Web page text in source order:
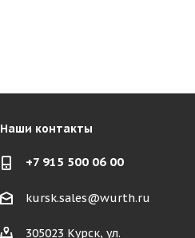
Наши контакты
+7 915 500 06 00
kursk.sales@wurth.ru
305023 Курск, ул.